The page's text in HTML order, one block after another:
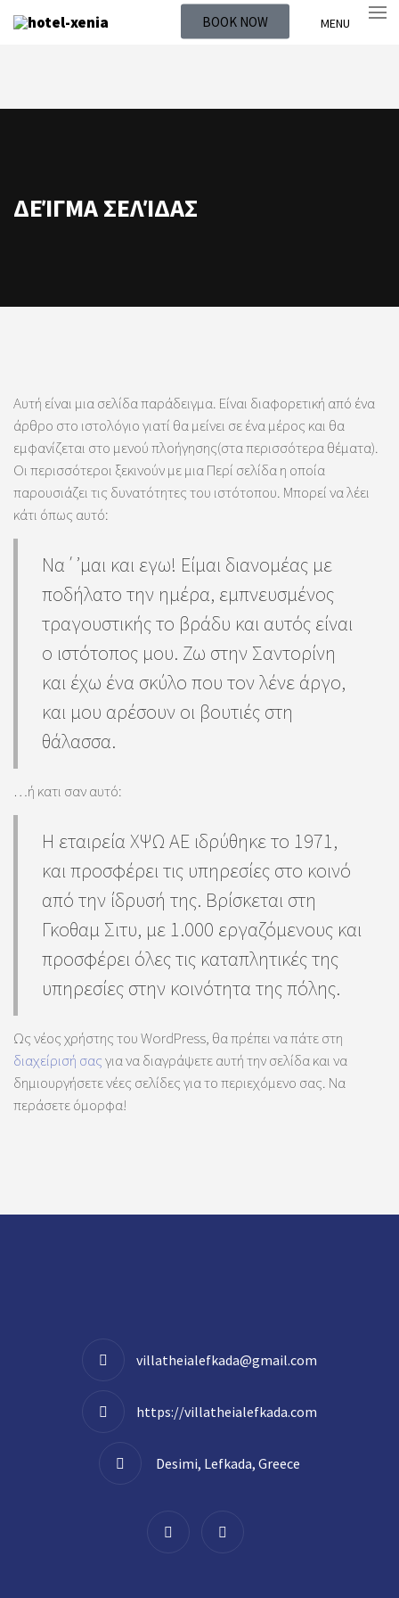
BOOK NOW MENU
ΔΕΊΓΜΑ ΣΕΛΊΔΑΣ
Αυτή είναι μια σελίδα παράδειγμα. Είναι διαφορετική από ένα
άρθρο στο ιστολόγιο γιατί θα μείνει σε ένα μέρος και θα
εμφανίζεται στο μενού πλοήγησης(στα περισσότερα θέματα).
Οι περισσότεροι ξεκινούν με μια Περί σελίδα η οποία
παρουσιάζει τις δυνατότητες του ιστότοπου. Μπορεί να λέει
κάτι όπως αυτό:
Να΄’μαι και εγω! Είμαι διανομέας με
ποδήλατο την ημέρα, εμπνευσμένος
τραγουστικής το βράδυ και αυτός είναι
ο ιστότοπος μου. Ζω στην Σαντορίνη
και έχω ένα σκύλο που τον λένε άργο,
και μου αρέσουν οι βουτιές στη
θάλασσα.
…ή κατι σαν αυτό:
Η εταιρεία ΧΨΩ ΑΕ ιδρύθηκε το 1971,
και προσφέρει τις υπηρεσίες στο κοινό
από την ίδρυσή της. Βρίσκεται στη
Γκοθαμ Σιτυ, με 1.000 εργαζόμενους και
προσφέρει όλες τις καταπλητικές της
υπηρεσίες στην κοινότητα της πόλης.
Ως νέος χρήστης του WordPress, θα πρέπει να πάτε στη
διαχείρισή σαςγια να διαγράψετε αυτή την σελίδα και να
δημιουργήσετε νέες σελίδες για το περιεχόμενο σας. Να
περάσετε όμορφα!
villatheialefkada@gmail.com
https://villatheialefkada.com
Desimi, Lefkada, Greece